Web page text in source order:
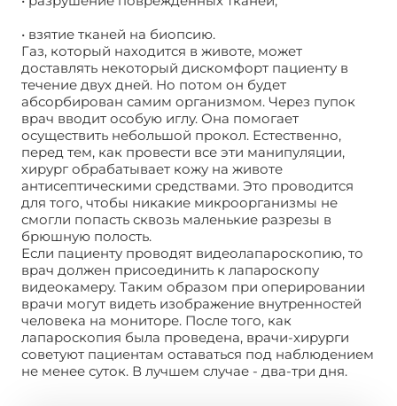
• взятие тканей на биопсию.
Газ, который находится в животе, может
доставлять некоторый дискомфорт пациенту в
течение двух дней. Но потом он будет
абсорбирован самим организмом. Через пупок
врач вводит особую иглу. Она помогает
осуществить небольшой прокол. Естественно,
перед тем, как провести все эти манипуляции,
хирург обрабатывает кожу на животе
антисептическими средствами. Это проводится
для того, чтобы никакие микроорганизмы не
смогли попасть сквозь маленькие разрезы в
брюшную полость.
Если пациенту проводят видеолапароскопию, то
врач должен присоединить к лапароскопу
видеокамеру. Таким образом при оперировании
врачи могут видеть изображение внутренностей
человека на мониторе. После того, как
лапароскопия была проведена, врачи-хирурги
советуют пациентам оставаться под наблюдением
не менее суток. В лучшем случае - два-три дня.